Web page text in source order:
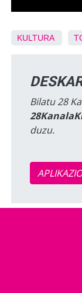
KULTURA
Bilatu 28
duzu.